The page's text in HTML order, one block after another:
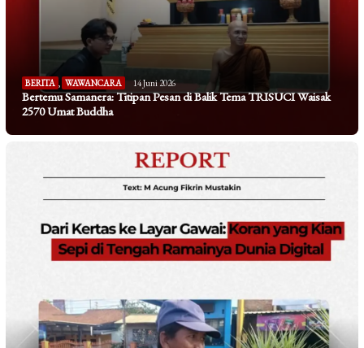
BERITA , WAWANCARA 14 Juni 2026
Bertemu Samanera: Titipan Pesan di Balik Tema TRISUCI Waisak
2570 Umat Buddha